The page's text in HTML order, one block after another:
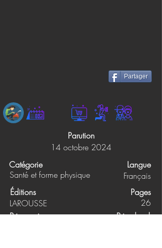
Partager
Parution
14 octobre 2024
Catégorie
Santé et forme physique
Langue
Français
Éditions
LAROUSSE
Pages
26
Prix papier
Prix ebook